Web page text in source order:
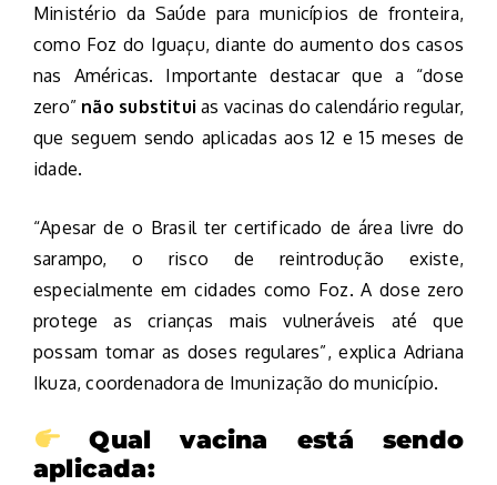
Ministério da Saúde para municípios de fronteira,
como Foz do Iguaçu, diante do aumento dos casos
nas Américas. Importante destacar que a “dose
zero” não substitui as vacinas do calendário regular,
que seguem sendo aplicadas aos 12 e 15 meses de
idade.
“Apesar de o Brasil ter certificado de área livre do
sarampo, o risco de reintrodução existe,
especialmente em cidades como Foz. A dose zero
protege as crianças mais vulneráveis até que
possam tomar as doses regulares”, explica Adriana
Ikuza, coordenadora de Imunização do município.
Qual vacina está sendo
aplicada: